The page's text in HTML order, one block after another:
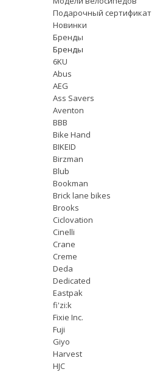
Подарочный сертификат
Новинки
Бренды
Бренды
6KU
Abus
AEG
Ass Savers
Aventon
BBB
Bike Hand
BIKEID
Birzman
Blub
Bookman
Brick lane bikes
Brooks
Ciclovation
Cinelli
Crane
Creme
Deda
Dedicated
Eastpak
fi'zi:k
Fixie Inc.
Fuji
Giyo
Harvest
HJC